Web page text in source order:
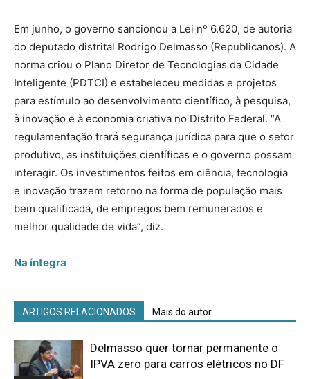
Em junho, o governo sancionou a Lei nº 6.620, de autoria
do deputado distrital Rodrigo Delmasso (Republicanos). A
norma criou o Plano Diretor de Tecnologias da Cidade
Inteligente (PDTCI) e estabeleceu medidas e projetos
para estímulo ao desenvolvimento científico, à pesquisa,
à inovação e à economia criativa no Distrito Federal. “A
regulamentação trará segurança jurídica para que o setor
produtivo, as instituições científicas e o governo possam
interagir. Os investimentos feitos em ciência, tecnologia
e inovação trazem retorno na forma de população mais
bem qualificada, de empregos bem remunerados e
melhor qualidade de vida”, diz.
Na íntegra
ARTIGOS RELACIONADOS Mais do autor
Delmasso quer tornar permanente o
IPVA zero para carros elétricos no DF